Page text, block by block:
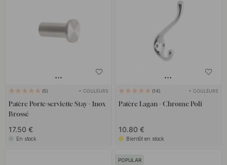
5 + COULEURS
Patère Porte-serviette Stay - Inox
Brossé
17.50 €
En stock
14 + COULEURS
Patère Lagan - Chrome Poli
10.80 €
Bientôt en stock
POPULAR